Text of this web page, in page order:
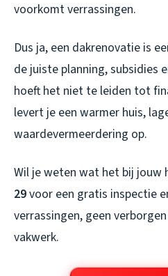
voorkomt verrassingen.
Dus ja, een dakrenovatie is
de juiste planning, subsidies
hoeft het niet te leiden tot
levert je een warmer huis,
waardevermeerdering op.
Wil je weten wat het bij jouw
29voor een gratis inspectie
verrassingen, geen
vakwerk.